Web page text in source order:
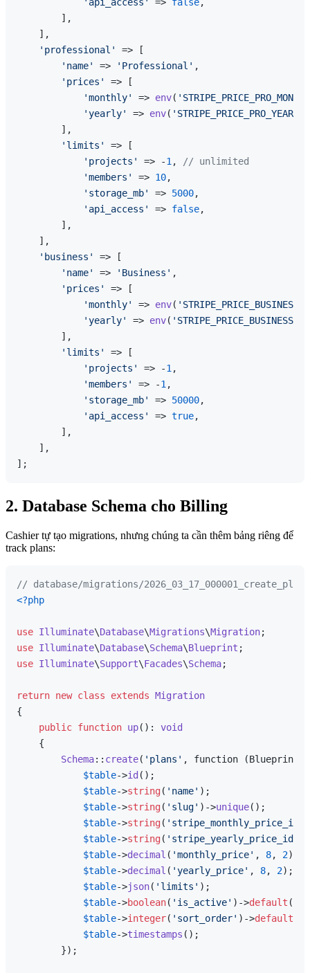
'api_access'
=> false,
        ],
    ],
'professional'
=> [
'name'
=> 'Professional' ,
'prices'
=> [
'monthly'
=> env(
'yearly'
=> env( 'STRIPE_PRICE_PRO_YEARLY'
        ],
'limits'
=> [
'projects'
=> -1, // unlimited
'members'
=> 10,
'storage_mb'
=> 5000,
'api_access'
=> false,
        ],
    ],
'business'
=> [
'name'
=> 'Business' ,
'prices'
=> [
'monthly'
=> env(
'yearly'
=> env(
        ],
'limits'
=> [
'projects'
=> -1,
'members'
=> -1,
'storage_mb'
=> 50000,
'api_access'
=> true,
        ],
    ],
2. Database Schema cho Billing
Cashier tự tạo migrations, nhưng chúng ta cần thêm bảng riêng để
track plans:
// database/migrations/
<?php
use Illuminate\Database\Migrations\Migration
use Illuminate\Database\Schema\Blueprint
use Illuminate\Support\Facades\Schema;
return new class extends Migration
{
public function up( ): void
{
Schema:: create( 'plans' , function (Blueprint
$table->id ();
$table->string( 'name' );
$table->string( 'slug' )->unique();
$table->string( 'stripe_monthly_price_id'
$table->string( 'stripe_yearly_price_id'
$table->decimal ( 'monthly_price' , 8, 2);
$table->decimal ( 'yearly_price' , 8, 2);
$table->json( 'limits' );
$table->boolean( 'is_active' )->default (
$table->integer( 'sort_order' )->default
$table->timestamps ();
        });